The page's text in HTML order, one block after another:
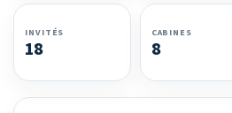
INVITÉS
18
CABINES
8